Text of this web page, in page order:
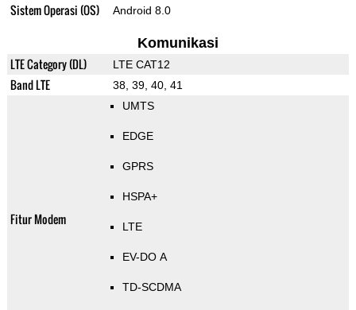
Sistem Operasi (OS) Android 8.0
Komunikasi
LTE Category (DL) LTE CAT12
Band LTE 38, 39, 40, 41
Fitur Modem
UMTS
EDGE
GPRS
HSPA+
LTE
EV-DO A
TD-SCDMA